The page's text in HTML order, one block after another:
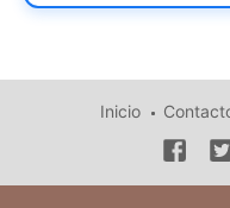
Inicio